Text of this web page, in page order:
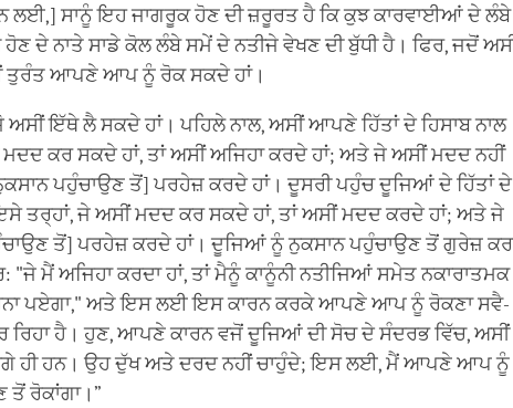
ਲਈ,] ਸਾਨੂੰ ਇਹ ਜਾਗਰੂਕ ਹੋਣ ਦੀ ਜ਼ਰੂਰਤ ਹੈ ਕਿ ਕੁਝ ਕਾਰਵਾਈਆਂ ਦੇ ਲੰਬੇ
ਦੇ ਨਾਤੇ ਸਾਡੇ ਕੋਲ ਲੰਬੇ ਸਮੇਂ ਦੇ ਨਤੀਜੇ ਵੇਖਣ ਦੀ ਬੁੱਧੀ ਹੈ। ਫਿਰ, ਜਦੋਂ
ਤੁਰੰਤ ਆਪਣੇ ਆਪ ਨੂੰ ਰੋਕ ਸਕਦੇ ਹਾਂ।
ਇੱਥੇ ਲੈ ਸਕਦੇ ਹਾਂ। ਪਹਿਲੇ ਨਾਲ, ਅਸੀਂ ਆਪਣੇ ਹਿੱਤਾਂ ਦੇ ਹਿਸਾਬ ਨਾਲ
ਕਰ ਸਕਦੇ ਹਾਂ, ਤਾਂ ਅਸੀਂ ਅਜਿਹਾ ਕਰਦੇ ਹਾਂ; ਅਤੇ ਜੇ ਅਸੀਂ ਮਦਦ ਨਹੀਂ
ਪਹੁੰਚਾਉਣ ਤੋਂ] ਪਰਹੇਜ਼ ਕਰਦੇ ਹਾਂ। ਦੂਸਰੀ ਪਹੁੰਚ ਦੂਜਿਆਂ ਦੇ ਹਿੱਤਾਂ ਦੇ
ਤਰ੍ਹਾਂ, ਜੇ ਅਸੀਂ ਮਦਦ ਕਰ ਸਕਦੇ ਹਾਂ, ਤਾਂ ਅਸੀਂ ਮਦਦ ਕਰਦੇ ਹਾਂ; ਅਤੇ ਜੇ
ਤੋਂ] ਪਰਹੇਜ਼ ਕਰਦੇ ਹਾਂ। ਦੂਜਿਆਂ ਨੂੰ ਨੁਕਸਾਨ ਪਹੁੰਚਾਉਣ ਤੋਂ ਗੁਰੇਜ਼
"ਜੇ ਮੈਂ ਅਜਿਹਾ ਕਰਦਾ ਹਾਂ, ਤਾਂ ਮੈਨੂੰ ਕਾਨੂੰਨੀ ਨਤੀਜਿਆਂ ਸਮੇਤ ਨਕਾਰਾਤਮਕ
ਪਏਗਾ," ਅਤੇ ਇਸ ਲਈ ਇਸ ਕਾਰਨ ਕਰਕੇ ਆਪਣੇ ਆਪ ਨੂੰ ਰੋਕਣਾ ਸਵੈ-
ਰਿਹਾ ਹੈ। ਹੁਣ, ਆਪਣੇ ਕਾਰਨ ਵਜੋਂ ਦੂਜਿਆਂ ਦੀ ਸੋਚ ਦੇ ਸੰਦਰਭ ਵਿੱਚ, ਅਸੀਂ
ਹੀ ਹਨ। ਉਹ ਦੁੱਖ ਅਤੇ ਦਰਦ ਨਹੀਂ ਚਾਹੁੰਦੇ; ਇਸ ਲਈ, ਮੈਂ ਆਪਣੇ ਆਪ ਨੂੰ
ਤੋਂ ਰੋਕਾਂਗਾ।”